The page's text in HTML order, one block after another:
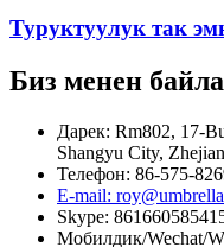
Туруктуулук так
Биз менен
Дарек: Rm802, 17-
Shangyu City,
Телефон: 86-575-
E-mail:
Skype:
Мобилдик/Wechat/